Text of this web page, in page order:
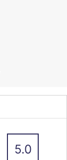
5.0